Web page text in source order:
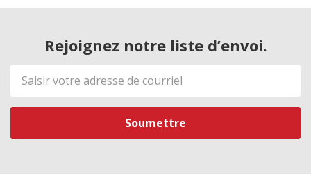
Rejoignez notre liste d’envoi.
Adresse
de
courriel